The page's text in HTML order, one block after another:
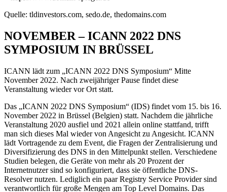
Quelle: tldinvestors.com, sedo.de, thedomains.com
NOVEMBER – ICANN 2022 DNS
SYMPOSIUM IN BRÜSSEL
ICANN lädt zum „ICANN 2022 DNS Symposium“ Mitte
November 2022. Nach zweijähriger Pause findet diese
Veranstaltung wieder vor Ort statt.
Das „ICANN 2022 DNS Symposium“ (IDS) findet vom 15. bis 16.
November 2022 in Brüssel (Belgien) statt. Nachdem die jährliche
Veranstaltung 2020 ausfiel und 2021 allein online stattfand, trifft
man sich dieses Mal wieder von Angesicht zu Angesicht. ICANN
lädt Vortragende zu dem Event, die Fragen der Zentralisierung und
Diversifizierung des DNS in den Mittelpunkt stellen. Verschiedene
Studien belegen, die Geräte von mehr als 20 Prozent der
Internetnutzer sind so konfiguriert, dass sie öffentliche DNS-
Resolver nutzen. Lediglich ein paar Registry Service Provider sind
verantwortlich für große Mengen am Top Level Domains. Das